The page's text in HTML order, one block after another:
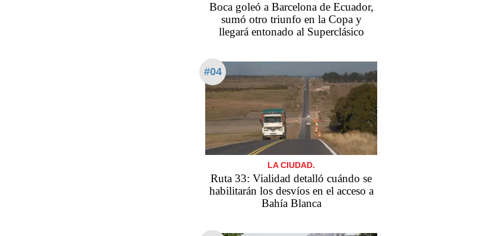
Boca goleó a Barcelona de Ecuador,
sumó otro triunfo en la Copa y
llegará entonado al Superclásico
#04
LA CIUDAD.
Ruta 33: Vialidad detalló cuándo se
habilitarán los desvíos en el acceso a
Bahía Blanca